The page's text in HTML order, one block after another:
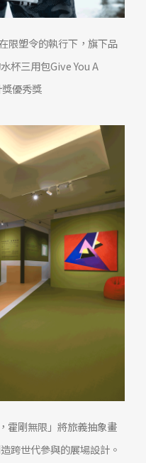
限塑令的執行下，旗下品
杯三用包Give You A
優秀獎
霍剛無限」將旅義抽象畫
跨世代參與的展場設計。